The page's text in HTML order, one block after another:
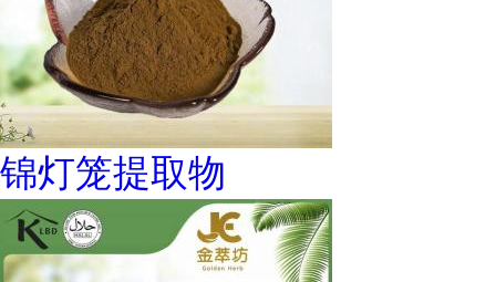
锦灯笼提取物